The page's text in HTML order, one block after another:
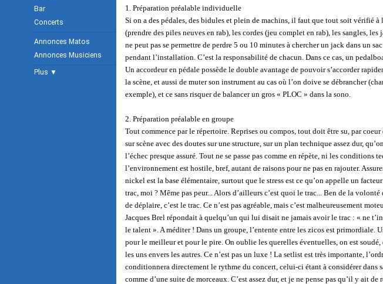
Bar
Concerts
Annonces Matos
Annonces Musiciens
Plus ▼
1. Préparation préalable individuelle
Si on a des pédales, des bidules et plein de machins, il faut que tout soit vérifié à
(prendre des piles neuves en rab), les cordes (jeu complet en rab), les sangles, les
ne peut pas se permettre de perdre 5 ou 10 minutes à chercher un jack dans un
pendant l’installation. C’est la responsabilité de chacun. Dans ce cas, un
Un accordeur en pédale possède le double avantage de pouvoir s’accorder
la scène, et aussi de muter son instrument au cas où l’on doive se débrancher
exemple), et ce sans risquer de balancer un gros « PLOC » dans la sono.
2. Préparation préalable en groupe
Tout commence par le répertoire. Reprises ou compos, tout doit être su, par
sur scène avec des doutes sur une structure, sur un plan technique assez dur,
l’échec presque assuré. Tout ne se passe pas comme en répète, ni les conditions
l’environnement est hostile, bref, autant de raisons pour ne pas en rajouter.
nickel est la base élémentaire, surtout que le stress est ce qu’on appelle un
trac, moi ? Même pas peur... Alors d’ailleurs c’est quoi le trac... Ben de la
de déplaire, c’est le trac. Ce n’est pas agréable, mais c’est malheureusement
Jacques Brel répondait à quelqu’un qui lui disait ne jamais avoir le trac : « ne
le talent ». A méditer ! Dans un groupe, l’entente entre les zicos est primordiale.
pour le meilleur et pour le pire. On oublie les querelles éventuelles, on est soudé,
les uns envers les autres. Ce n’est pas un luxe ! La setlist est très importante,
conditionnera directement le rythme du concert, celui-ci étant à considérer dans
comme d’une suite de morceaux. C’est assez dur, et je ne pense pas qu’il y ait de